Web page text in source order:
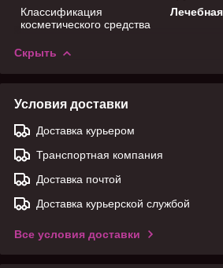
Классификация
косметического средства
Скрыть
Условия доставки
Доставка курьером
Транспортная компания
Доставка почтой
Доставка курьерской службой
Все условия доставки